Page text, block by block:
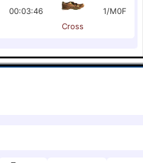
00:03:46
Cross
1/M0F